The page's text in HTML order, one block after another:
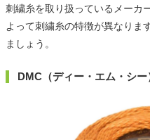
刺繍糸を取り扱っているメーカ
よって刺繍糸の特徴が異なりま
ましょう。
DMC（ディー・エム・シー